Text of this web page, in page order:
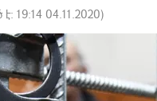
19:14 04.11.2020)